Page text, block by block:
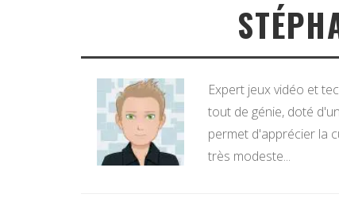
Expert jeux vidéo et
tout de génie, doté
permet d'apprécier la
très modeste...